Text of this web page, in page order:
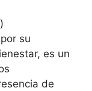
su
es un
de